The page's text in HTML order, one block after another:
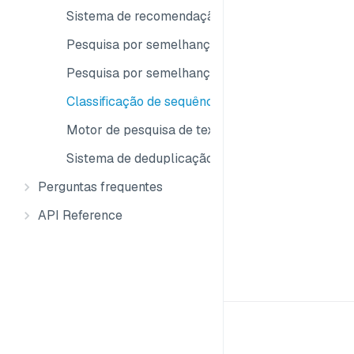
Sistema de recomendação
Pesquisa por semelhança de vídeos
Pesquisa por semelhança de áudio
Classificação de sequências de ADN
Motor de pesquisa de texto
Sistema de deduplicação de imagens
Perguntas frequentes
API Reference